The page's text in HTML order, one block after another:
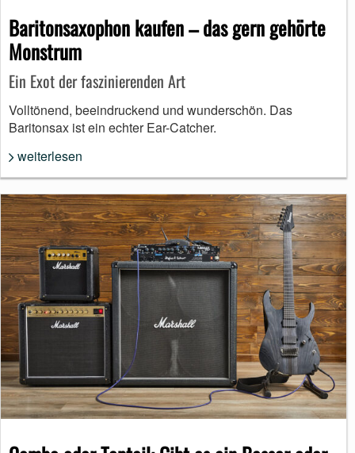
Baritonsaxophon kaufen – das gern gehörte
Monstrum
Ein Exot der faszinierenden Art
Volltönend, beeindruckend und wunderschön. Das
Baritonsax ist ein echter Ear-Catcher.
weiterlesen